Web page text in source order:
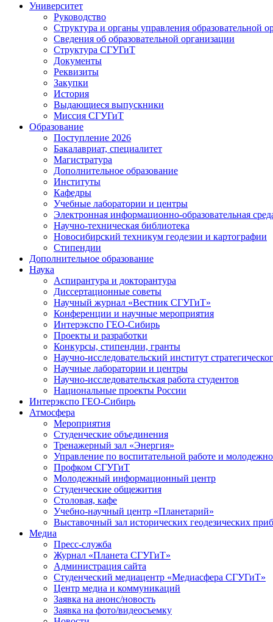
Университет
Руководство
Структура и органы управления образовательной
Сведения об образовательной организации
Структура СГУГиТ
Документы
Реквизиты
Закупки
История
Выдающиеся выпускники
Миссия СГУГиТ
Образование
Поступление 2026
Бакалавриат, специалитет
Магистратура
Дополнительное образование
Институты
Кафедры
Учебные лаборатории и центры
Электронная информационно-образовательная
Научно-техническая библиотека
Новосибирский техникум геодезии и картографии
Стипендии
Дополнительное образование
Наука
Аспирантура и докторантура
Диссертационные советы
Научный журнал «Вестник СГУГиТ»
Конференции и научные мероприятия
Интерэкспо ГЕО-Сибирь
Проекты и разработки
Конкурсы, стипендии, гранты
Научно-исследовательский институт
Научные лаборатории и центры
Научно-исследовательская работа студентов
Национальные проекты России
Интерэкспо ГЕО-Сибирь
Атмосфера
Мероприятия
Студенческие объединения
Тренажерный зал «Энергия»
Управление по воспитательной работе и
Профком СГУГиТ
Молодежный информационный центр
Студенческие общежития
Столовая, кафе
Учебно-научный центр «Планетарий»
Выставочный зал исторических геодезических
Медиа
Пресс-служба
Журнал «Планета СГУГиТ»
Администрация сайта
Студенческий медиацентр «Медиасфера СГУГиТ»
Центр медиа и коммуникаций
Заявка на анонс/новость
Заявка на фото/видеосъемку